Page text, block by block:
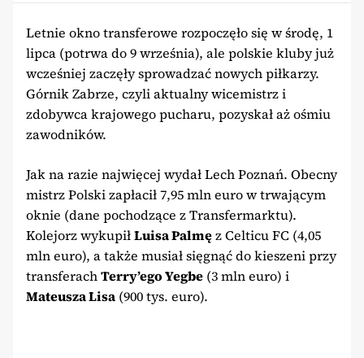
Letnie okno transferowe rozpoczęło się w środę, 1
lipca (potrwa do 9 września), ale polskie kluby już
wcześniej zaczęły sprowadzać nowych piłkarzy.
Górnik Zabrze, czyli aktualny wicemistrz i
zdobywca krajowego pucharu, pozyskał aż ośmiu
zawodników.
Jak na razie najwięcej wydał Lech Poznań. Obecny
mistrz Polski zapłacił 7,95 mln euro w trwającym
oknie (dane pochodzące z Transfermarktu).
Kolejorz wykupiłLuisa Palmęz Celticu FC (4,05
mln euro), a także musiał sięgnąć do kieszeni przy
transferachTerry’ego Yegbe (3 mln euro) i
Mateusza Lisa (900 tys. euro).